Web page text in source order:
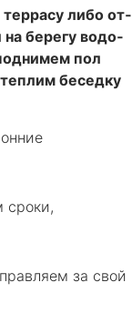
ли­бо от­
на бе­ре­гу во­до­
пол
бе­сед­ку
сроки,
за свой